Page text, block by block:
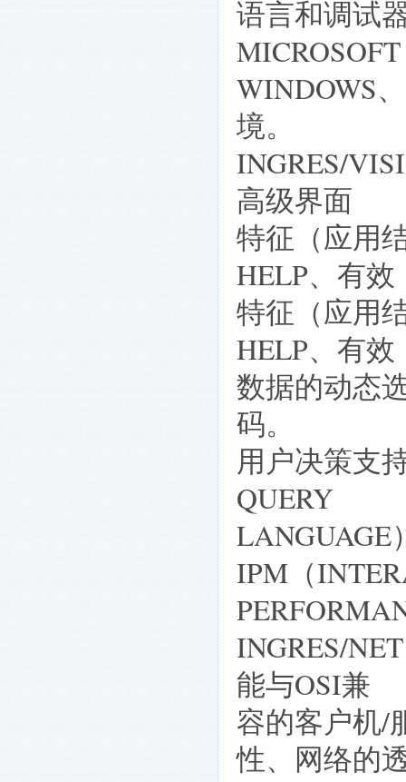
语言和调试
MICROSOFT
WINDOWS
境。
INGRES/
高级界面
特征（应用
HELP、有效
特征（应用
HELP、有效
数据的动态
码。
用户决策支
QUERY
LANGUAGE
IPM（
INGRES/
能与OSI兼
容的客户机/
性、网络的